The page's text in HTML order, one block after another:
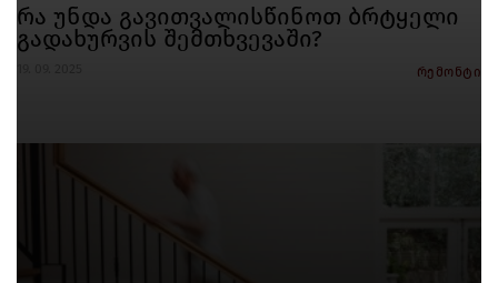
რა უნდა გავითვალისწინოთ ბრტყელი
გადახურვის შემთხვევაში?
რემონტი